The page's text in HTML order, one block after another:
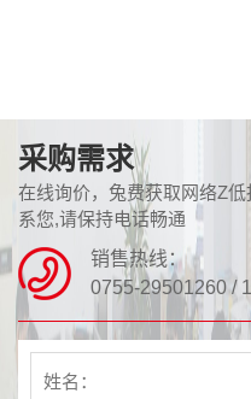
采购需求
在线询价，兔费获取网络Z
系您,请保持电话畅通
销售热线：
0755-29501260 /